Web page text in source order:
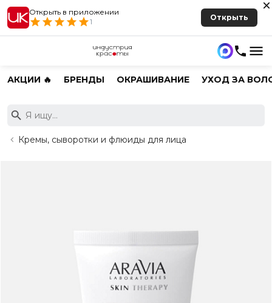
Открыть в приложении
1
Открыть
АКЦИИ 🔥 БРЕНДЫ ОКРАШИВАНИЕ УХОД ЗА
Кремы, сыворотки и флюиды для лица